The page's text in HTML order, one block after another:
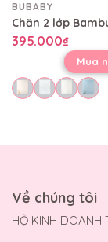
BUBABY
395.000₫
Mua
Về chúng tôi
HỘ KINH DOANH